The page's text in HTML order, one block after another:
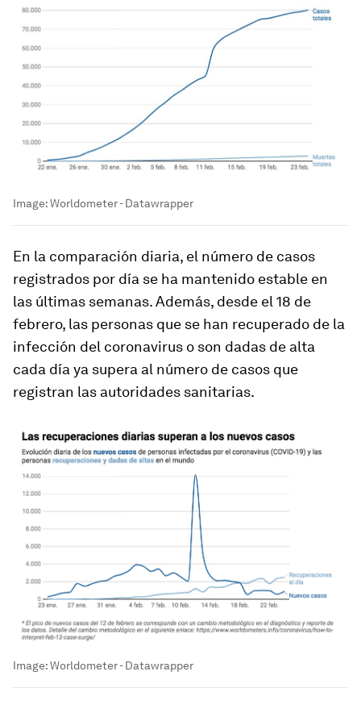
Image:Worldometer - Datawrapper
En la comparación diaria, el número de casos
registrados por día se ha mantenido estable en
las últimas semanas. Además, desde el 18 de
febrero, las personas que se han recuperado de la
infección del coronavirus o son dadas de alta
cada día ya supera al número de casos que
registran las autoridades sanitarias.
Image:Worldometer - Datawrapper